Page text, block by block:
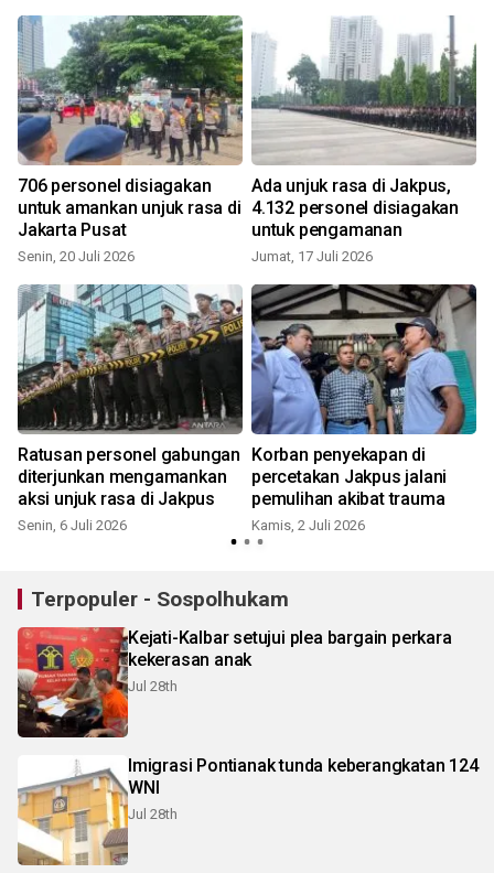
706 personel disiagakan
untuk amankan unjuk rasa di
Jakarta Pusat
Senin, 20 Juli 2026
Ada unjuk rasa di Jakpus,
4.132 personel disiagakan
untuk pengamanan
Jumat, 17 Juli 2026
Ratusan personel gabungan
diterjunkan mengamankan
aksi unjuk rasa di Jakpus
Senin, 6 Juli 2026
Korban penyekapan di
percetakan Jakpus jalani
pemulihan akibat trauma
Kamis, 2 Juli 2026
Terpopuler - Sospolhukam
Kejati-Kalbar setujui plea bargain perkara
kekerasan anak
Jul 28th
Imigrasi Pontianak tunda keberangkatan 124
WNI
Jul 28th